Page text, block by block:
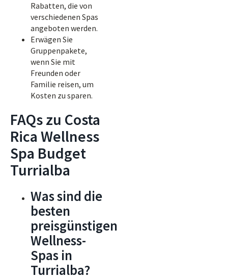
Rabatten, die von
verschiedenen Spas
angeboten werden.
Erwägen Sie
Gruppenpakete,
wenn Sie mit
Freunden oder
Familie reisen, um
Kosten zu sparen.
FAQs zu Costa
Rica Wellness
Spa Budget
Turrialba
Was sind die
besten
preisgünstigen
Wellness-
Spas in
Turrialba?